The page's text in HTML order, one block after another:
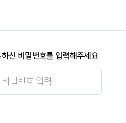
신 비밀번호를 입력해주세요